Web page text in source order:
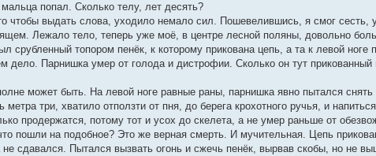
попал. Сколько телу, лет десять?
чтобы выдать слова, уходило немало сил. Пошевелившись, я смог сесть,
Лежало тело, теперь уже моё, в центре лесной поляны, довольно
срубленный топором пенёк, к которому прикована цепь, а та к левой ноге
дело. Парнишка умер от голода и дистрофии. Сколько он тут
может быть. На левой ноге равные раны, парнишка явно пытался
метра три, хватило отползти от пня, до берега крохотного ручья, и
продержатся, потому тот и усох до скелета, а не умер раньше от
пошли на подобное? Это же верная смерть. И мучительная. Цепь
не сдавался. Пытался вызвать огонь и сжечь пенёк, вырвав скобы, но не